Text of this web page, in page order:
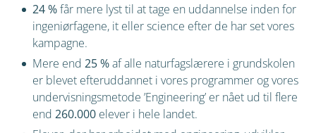
24 %får mere lyst til at tage en uddannelse inden for
ingeniørfagene, it eller science efter de har set vores
kampagne.
Mere end 25 %af alle naturfagslærere i grundskolen
er blevet efteruddannet i vores programmer og vores
undervisningsmetode ’Engineering’ er nået ud til flere
end 260.000 elever i hele landet.